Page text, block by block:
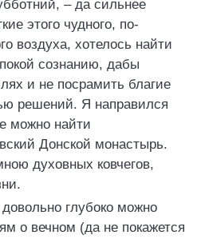
– да сильнее
этого чудного, по-
воздуха, хотелось найти
сознанию, дабы
и не посрамить благие
решений. Я направился
можно найти
Донской монастырь.
духовных ковчегов,
глубоко можно
о вечном (да не покажется